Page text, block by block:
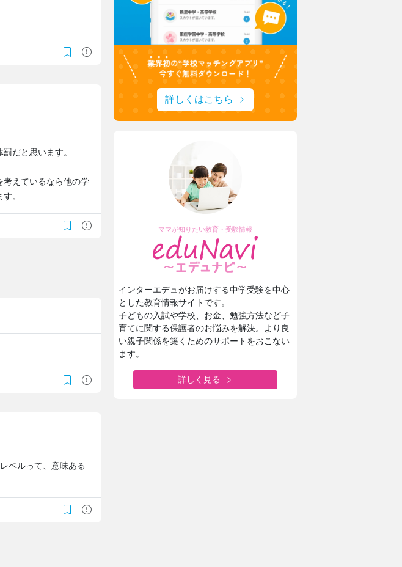
だと思います。
考えているなら他の学
。
ベルって、意味ある
詳しくはこちら
ママが知りたい教育・受験情報
インターエデュがお届けする中学受験を中心
とした教育情報サイトです。
子どもの入試や学校、お金、勉強方法など子
育てに関する保護者のお悩みを解決。より良
い親子関係を築くためのサポートをおこない
ます。
詳しく見る